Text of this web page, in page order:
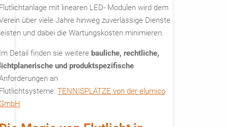
mit linearen LED- Modulen wird dem
über viele Jahre hinweg zuverlässige Dienste
und dabei die Wartungskosten minimieren.
Detail finden sie weiterebauliche, rechtliche,
und produktspezifische
an
TENNISPLÄTZE von der elumico